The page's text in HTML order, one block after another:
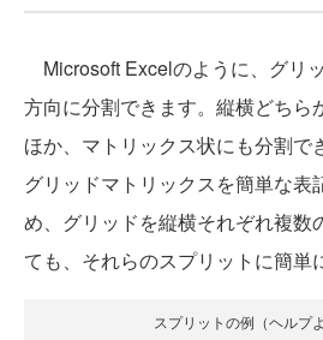
Microsoft Excelのように、グリ
方向に分割できます。縦横どちら
ほか、マトリックス状にも分割で
グリッドマトリックスを簡単な表
め、グリッドを縦横それぞれ複数
ても、それらのスプリットに簡単
スプリットの例（ヘルプ